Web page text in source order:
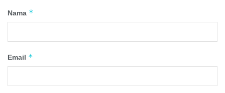
Nama *
Email *